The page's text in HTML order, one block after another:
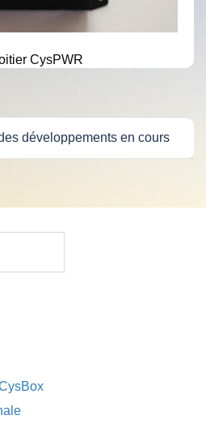
CysPWR
développements en cours